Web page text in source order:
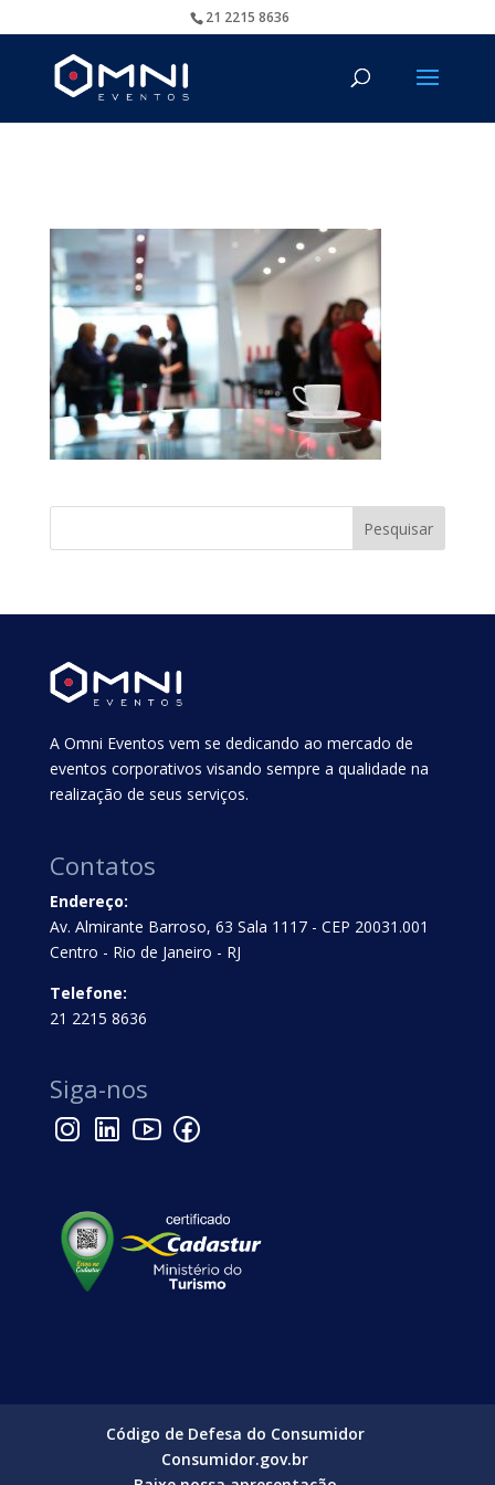
21 2215 8636
A Omni Eventos vem se dedicando ao mercado de
eventos corporativos visando sempre a qualidade na
realização de seus serviços.
Contatos
Endereço:
Av. Almirante Barroso, 63 Sala 1117 - CEP 20031.001
Centro - Rio de Janeiro - RJ
Telefone:
21 2215 8636
Siga-nos
Código de Defesa do Consumidor
Consumidor.gov.br